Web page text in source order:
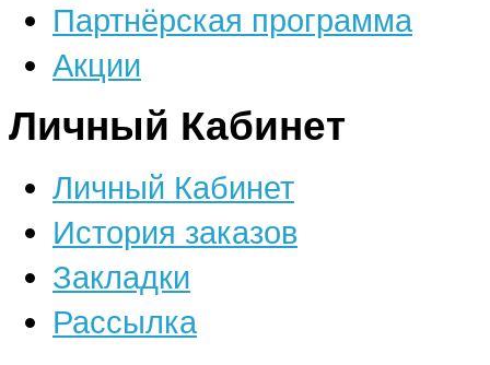
Партнёрская программа
Акции
Личный Кабинет
Личный Кабинет
История заказов
Закладки
Рассылка